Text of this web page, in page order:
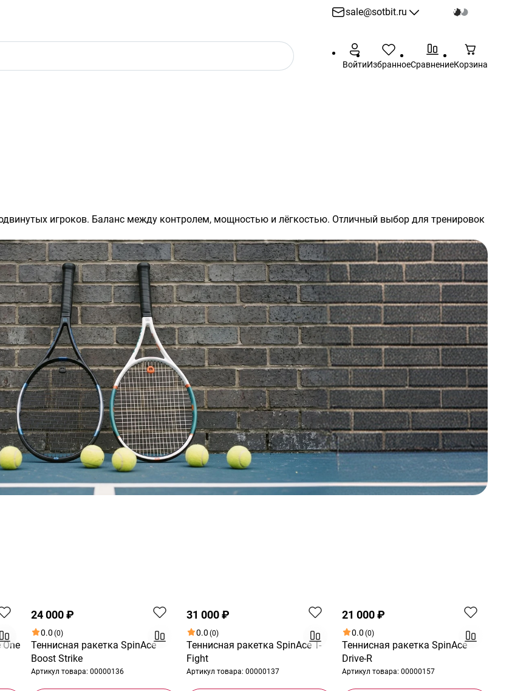
sale@sotbit.ru
sale@sotbit.ru
ВойтиИзбранноеСравнениеКорзина
игроков. Баланс между контролем, мощностью и лёгкостью. Отличный выбор для тренировок
One
24 000 ₽
0.0 (0)
Теннисная ракетка SpinAce
Boost Strike
Артикул товара: 00000136
31 000 ₽
0.0 (0)
Теннисная ракетка SpinAce T-
Fight
Артикул товара: 00000137
21 000 ₽
0.0 (0)
Теннисная ракетка SpinAce
Drive-R
Артикул товара: 00000157